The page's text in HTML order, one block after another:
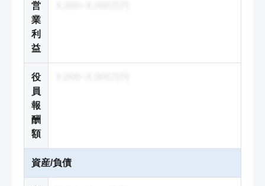
営
業
利
益
役
員
報
酬
額
資産/負債